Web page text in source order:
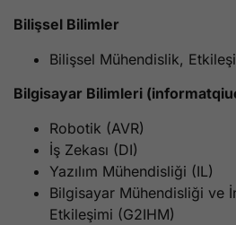
Bilişsel Bilimler
Bilişsel Mühendislik,
Bilgisayar Bilimleri
Robotik (AVR)
İş Zekası (DI)
Yazılım Mühendisliği (IL)
Bilgisayar Mühendisliği ve
Etkileşimi (G2IHM)